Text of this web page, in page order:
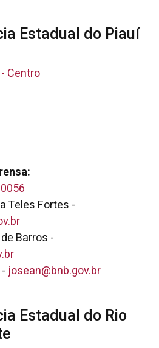
Estadual do Piauí
Centro
Teles Fortes -
Barros -
josean@bnb.gov.br
Estadual do Rio